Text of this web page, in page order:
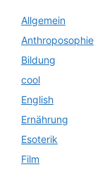
Allgemein
Anthroposophie
Bildung
cool
English
Ernährung
Esoterik
Film